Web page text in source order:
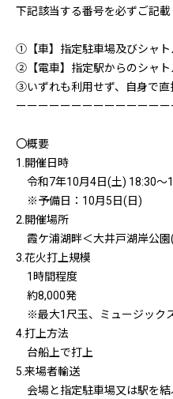
下記該当する番号を必ずご記載
①【車】指定駐車場及びシャト
②【電車】指定駅からのシャト
③いずれも利用せず、自身で直
ーーーーーーーーーーーーー
〇概要
1.開催日時
令和7年10月4日(土) 18:30～
※予備日：10月5日(日)
2.開催場所
霞ケ浦湖畔＜大井戸湖岸公
3.花火打上規模
1時間程度
約8,000発
※最大1尺玉、ミュージック
4.打上方法
台船上で打上
5.来場者輸送
会場と指定駐車場又は駅を結